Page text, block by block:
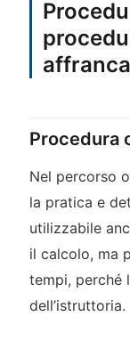
Procedura
Nel percorso
la pratica e
utilizzabile
il calcolo, ma
tempi, perché
dell’istruttoria.